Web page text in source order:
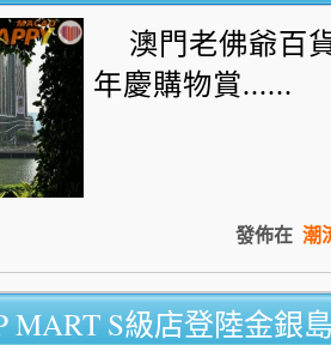
澳門老佛爺百
年慶購物賞......
發佈在 潮
MART S級店登陸金銀